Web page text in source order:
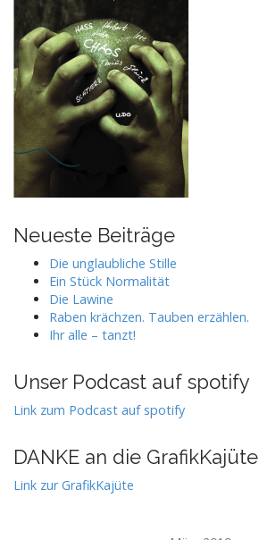
Neueste Beiträge
Die unglaubliche Stille
Ein Stück Normalität
Die Lawine
Raben krächzen. Tauben erzählen.
Ihr alle – tanzt!
Unser Podcast auf spotify
Link zum Podcast auf spotify
DANKE an die GrafikKajüte
Link zur GrafikKajüte